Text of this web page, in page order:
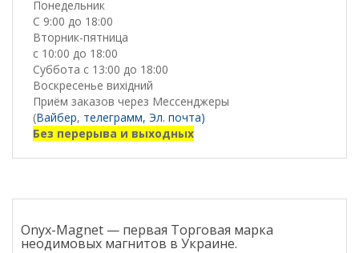
Понедельник
С 9:00 до 18:00
Вторник-пятница
с 10:00 до 18:00
Суббота с 13:00 до 18:00
Воскресенье вихідний
Приём заказов через Мессенджеры
(Вайбер, телеграмм, Эл. почта)
Без перерыва и выходных
Onyx-Magnet — первая Торговая марка
неодимовых магнитов в Украине.